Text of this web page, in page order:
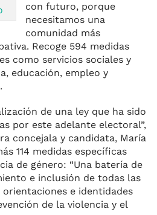
con futuro, porque
necesitamos una
comunidad más
Recoge 594 medidas
como servicios sociales y
educación, empleo y
de una ley que ha sido
por este adelante electoral”,
concejala y candidata, María
114 medidas específicas
de género: “Una batería de
e inclusión de todas las
orientaciones e identidades
de la violencia y el